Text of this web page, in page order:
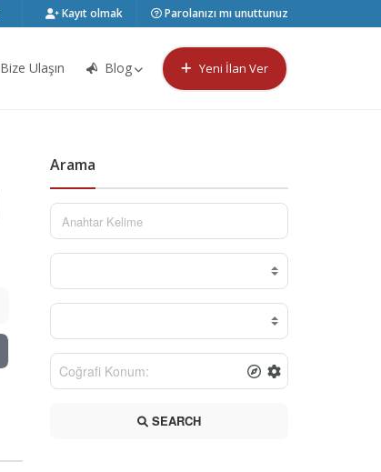
Kayıt olmak Parolanızı mı unuttunuz
Bize Ulaşın Blog Yeni İlan Ver
Arama
SEARCH